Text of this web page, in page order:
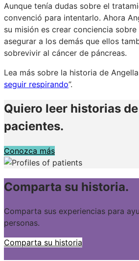
Aunque tenía dudas sobre el
convenció para intentarlo. Ahora
su misión es crear conciencia
asegurar a los demás que ellos
sobrevivir al cáncer de páncreas.
Lea más sobre la historia de Angella
seguir respirando”.
Quiero leer historias
pacientes.
Conozca más
Comparta su historia.
Comparta sus experiencias para
personas.
Comparta su historia